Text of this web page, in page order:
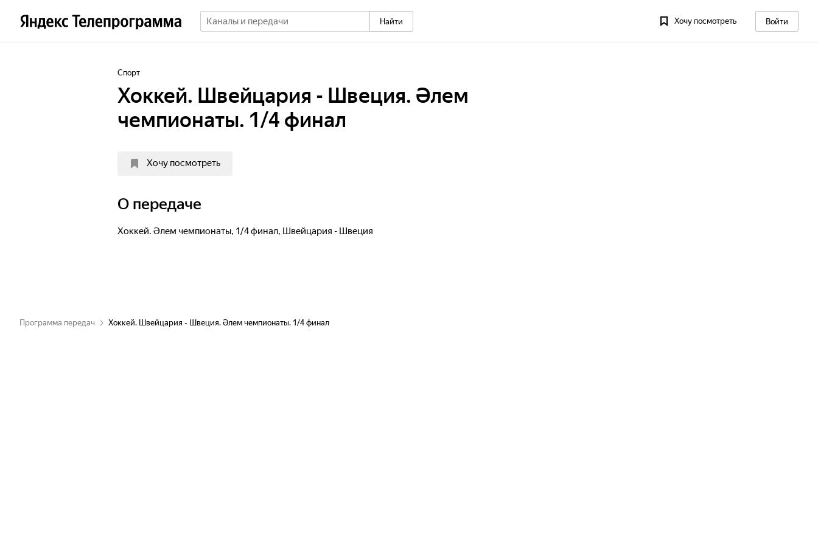
Найти Хочу посмотреть Войти
Спорт
Хоккей. Швейцария - Швеция. Әлем
чемпионаты. 1/4 финал
Хочу посмотреть
О передаче
Хоккей. Әлем чемпионаты, 1/4 финал, Швейцария - Швеция
Программа передач Хоккей. Швейцария - Швеция. Әлем чемпионаты. 1/4 финал